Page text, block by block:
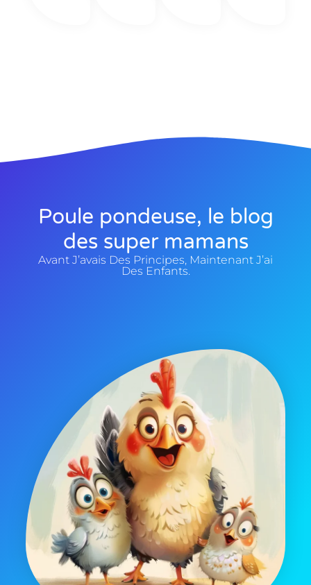
Poule pondeuse, le blog
des super mamans
Avant J’avais Des Principes, Maintenant J’ai
Des Enfants.